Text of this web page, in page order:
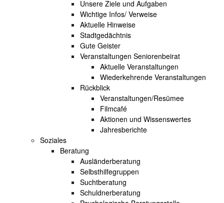
Unsere Ziele und Aufgaben
Wichtige Infos/ Verweise
Aktuelle Hinweise
Stadtgedächtnis
Gute Geister
Veranstaltungen Seniorenbeirat
Aktuelle Veranstaltungen
Wiederkehrende Veranstaltungen
Rückblick
Veranstaltungen/Resümee
Filmcafé
Aktionen und Wissenswertes
Jahresberichte
Soziales
Beratung
Ausländerberatung
Selbsthilfegruppen
Suchtberatung
Schuldnerberatung